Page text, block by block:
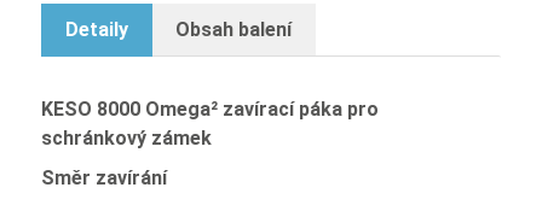
Detaily Obsah balení
KESO 8000 Omega² zavírací páka pro
schránkový zámek
Směr zavírání